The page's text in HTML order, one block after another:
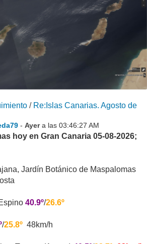
/ Re:Islas Canarias. Agosto de
- Ayera las 03:46:27 AM
hoy en Gran Canaria 05-08-2026;
Jardín Botánico de Maspalomas
40.9º/26.6º
/25.8º 48km/h